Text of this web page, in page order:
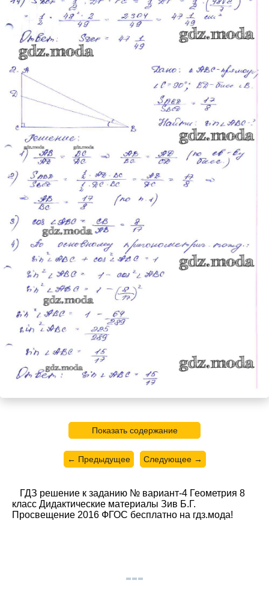
Показать содержание
← Предыдущее Следующее →
ГДЗ решение к заданию № вариант-4 Геометрия 8
класс Дидактические материалы Зив Б.Г.
Просвещение 2016 ФГОС бесплатно на гдз.мода!